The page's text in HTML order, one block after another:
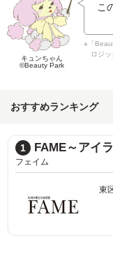
キュンちゃん
©Beauty Park
こ
※「
ロジ
おすすめランキング
1 FAME～アイ
フェイム
東